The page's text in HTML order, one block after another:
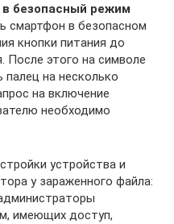
в безопасный режим
смартфон в безопасном
кнопки питания до
После этого на символе
на несколько
на включение
необходимо
устройства и
у зараженного файла:
имеющих доступ,